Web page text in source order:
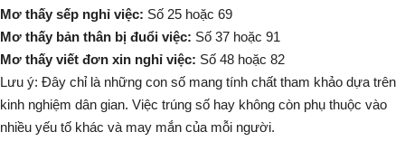
Mơ thấy sếp nghỉ việc: Số 25 hoặc 69
Mơ thấy bản thân bị đuổi việc: Số 37 hoặc 91
Mơ thấy viết đơn xin nghỉ việc: Số 48 hoặc 82
Lưu ý: Đây chỉ là những con số mang tính chất tham khảo dựa trên
kinh nghiệm dân gian. Việc trúng số hay không còn phụ thuộc vào
nhiều yếu tố khác và may mắn của mỗi người.